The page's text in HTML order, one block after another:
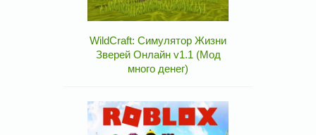
WildCraft: Симулятор Жизни
Зверей Онлайн v1.1 (Мод
много денег)